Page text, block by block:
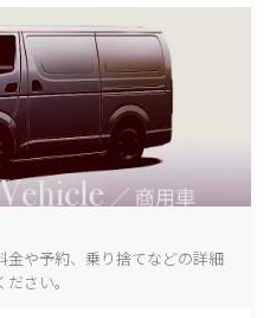
金や予約、乗り捨てなどの詳細
さい。